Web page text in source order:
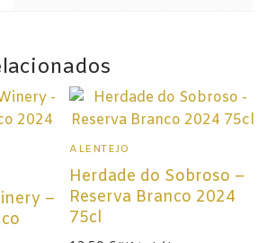
–
ALENTEJO
Herdade do Sobroso –
Reserva Branco 2024
75cl